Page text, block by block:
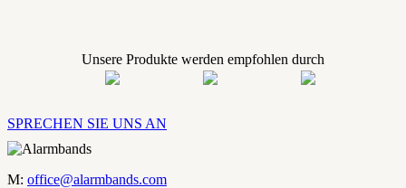
Unsere Produkte werden empfohlen durch
SPRECHEN SIE UNS AN
M: office@alarmbands.com